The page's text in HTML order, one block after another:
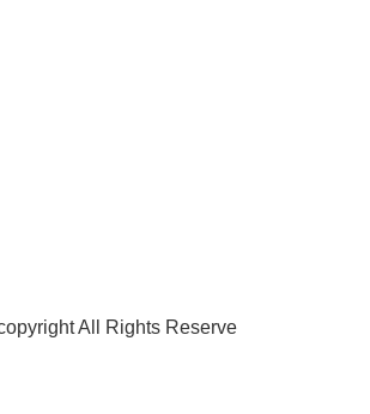
All Rights Reserve